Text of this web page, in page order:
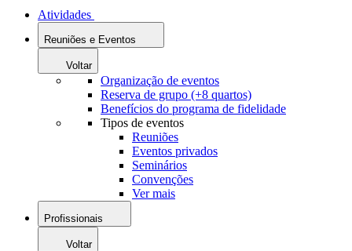
Atividades
Reuniões e Eventos
Voltar
Organização de eventos
Reserva de grupo (+8 quartos)
Benefícios do programa de fidelidade
Tipos de eventos
Reuniões
Eventos privados
Seminários
Convenções
Ver mais
Profissionais
Voltar